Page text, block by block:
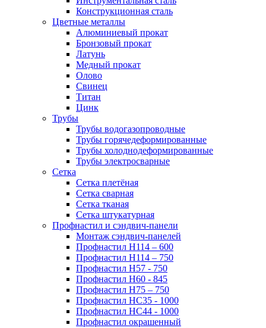
Конструкционная сталь
Цветные металлы
Алюминиевый прокат
Бронзовый прокат
Латунь
Медный прокат
Олово
Свинец
Титан
Цинк
Трубы
Трубы водогазопроводные
Трубы горячедеформированные
Трубы холоднодеформированные
Трубы электросварные
Сетка
Сетка плетёная
Сетка сварная
Сетка тканая
Сетка штукатурная
Профнастил и сэндвич-панели
Монтаж сэндвич-панелей
Профнастил Н114 – 600
Профнастил Н114 – 750
Профнастил Н57 - 750
Профнастил Н60 - 845
Профнастил Н75 – 750
Профнастил НС35 - 1000
Профнастил НС44 - 1000
Профнастил окрашенный